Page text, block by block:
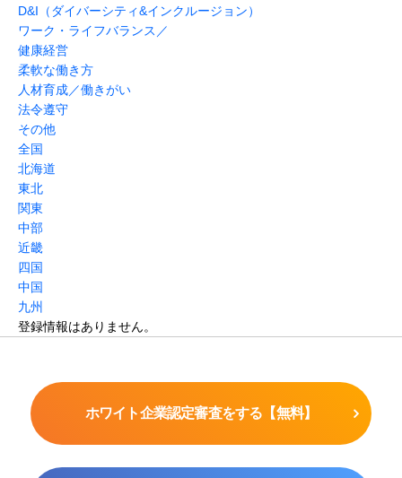
D&I（ダイバーシティ&インクルージョン）
ワーク・ライフバランス／
健康経営
柔軟な働き方
人材育成／働きがい
法令遵守
その他
全国
北海道
東北
関東
中部
近畿
四国
中国
九州
登録情報はありません。
ホワイト企業認定審査をする【無料】